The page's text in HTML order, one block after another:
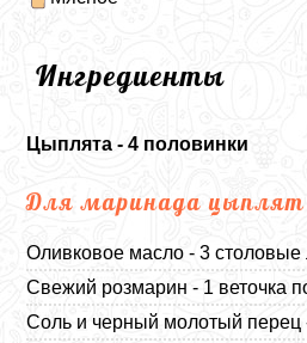
Ингредиенты
Цыплята - 4 половинки
Для маринада цыплят
Оливковое масло - 3 столовые
Свежий розмарин - 1 веточка
Соль и черный молотый перец